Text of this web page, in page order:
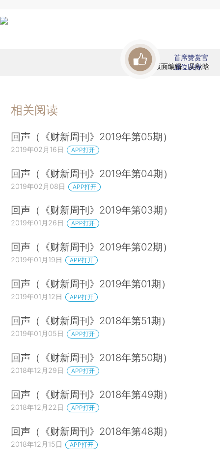
版面编辑：吴秋晗
首席赞赏官
虚位以待
相关阅读
回声（《财新周刊》2019年第05期）
2019年02月16日 APP打开
回声（《财新周刊》2019年第04期）
2019年02月08日 APP打开
回声（《财新周刊》2019年第03期）
2019年01月26日 APP打开
回声（《财新周刊》2019年第02期）
2019年01月19日 APP打开
回声（《财新周刊》2019年第01期）
2019年01月12日 APP打开
回声（《财新周刊》2018年第51期）
2019年01月05日 APP打开
回声（《财新周刊》2018年第50期）
2018年12月29日 APP打开
回声（《财新周刊》2018年第49期）
2018年12月22日 APP打开
回声（《财新周刊》2018年第48期）
2018年12月15日 APP打开